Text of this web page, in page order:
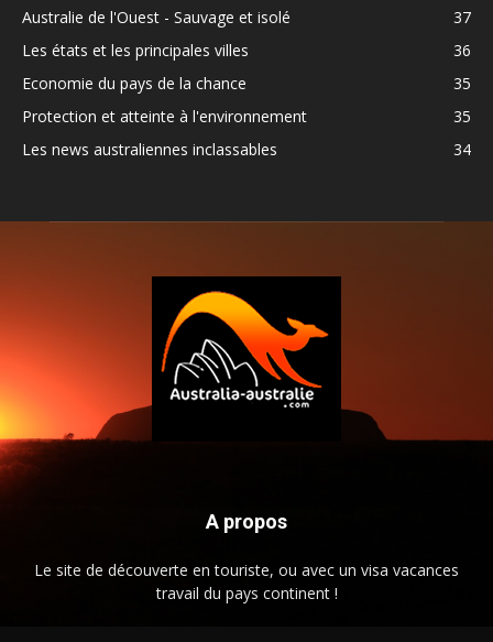
Australie de l'Ouest - Sauvage et isolé
37
Les états et les principales villes
36
Economie du pays de la chance
35
Protection et atteinte à l'environnement
35
Les news australiennes inclassables
34
A propos
Le site de découverte en touriste, ou avec un visa vacances
travail du pays continent !